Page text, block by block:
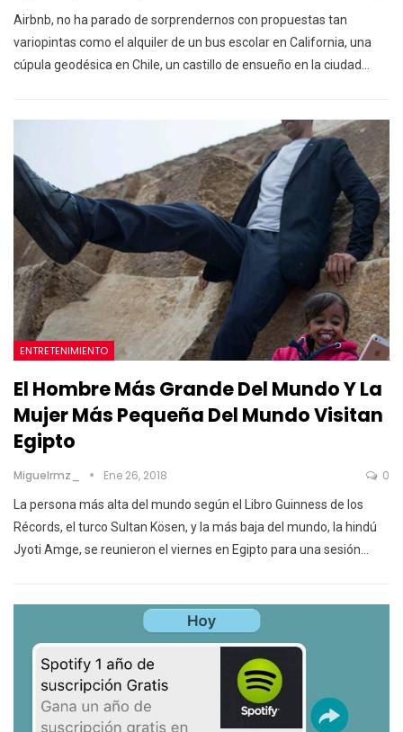
Airbnb, no ha parado de sorprendernos con propuestas tan
variopintas como el alquiler de un bus escolar en California, una
cúpula geodésica en Chile, un castillo de ensueño en la ciudad…
ENTRETENIMIENTO
El Hombre Más Grande Del Mundo Y La
Mujer Más Pequeña Del Mundo Visitan
Egipto
Miguelrmz_ Ene 26, 2018 0
La persona más alta del mundo según el Libro Guinness de los
Récords, el turco Sultan Kösen, y la más baja del mundo, la hindú
Jyoti Amge, se reunieron el viernes en Egipto para una sesión…